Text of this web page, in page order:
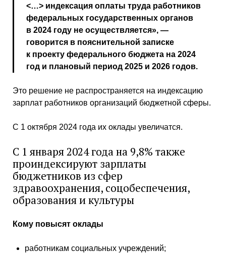
<…> индексация оплаты труда работников
федеральных государственных органов
в 2024 году не осуществляется», —
говорится в пояснительной записке
к проекту федерального бюджета на 2024
год и плановый период 2025 и 2026 годов.
Это решение не распространяется на индексацию
зарплат работников организаций бюджетной сферы.
С 1 октября 2024 года их оклады увеличатся.
С 1 января 2024 года на 9,8% также
проиндексируют зарплаты
бюджетников из сфер
здравоохранения, соцобеспечения,
образования и культуры
Кому повысят оклады
работникам социальных учреждений;